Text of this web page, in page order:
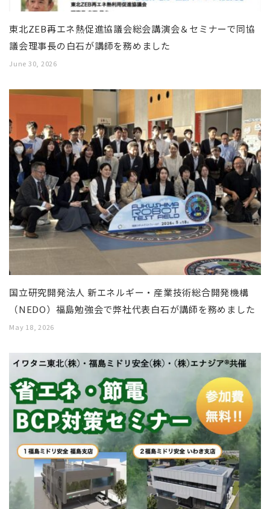
東北ZEB再エネ熱促進協議会総会講演会＆セミナーで同協
議会理事長の白石が講師を務めました
June 30, 2026
国立研究開発法人 新エネルギー・産業技術総合開発機構
（NEDO）福島勉強会で弊社代表白石が講師を務めました
May 18, 2026